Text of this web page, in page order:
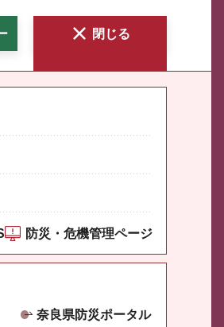
閉じる
防災・危機管理ページ
奈良県防災ポータル